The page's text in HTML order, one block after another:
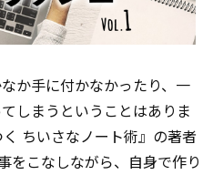
か手に付かなかったり、一
しまうということはありま
ちいさなノート術』の著者
をこなしながら、自身で作り